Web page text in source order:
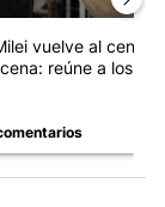
vuelve al centro
reúne a los...